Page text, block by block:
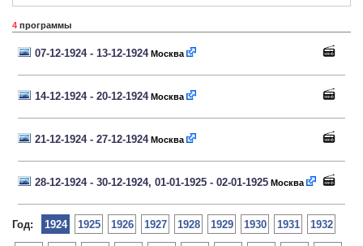
4 программы
07-12-1924 - 13-12-1924Москва
14-12-1924 - 20-12-1924Москва
21-12-1924 - 27-12-1924Москва
28-12-1924 - 30-12-1924, 01-01-1925 - 02-01-1925 Москва
Год: 1924 1925 1926 1927 1928 1929 1930 1931 1932